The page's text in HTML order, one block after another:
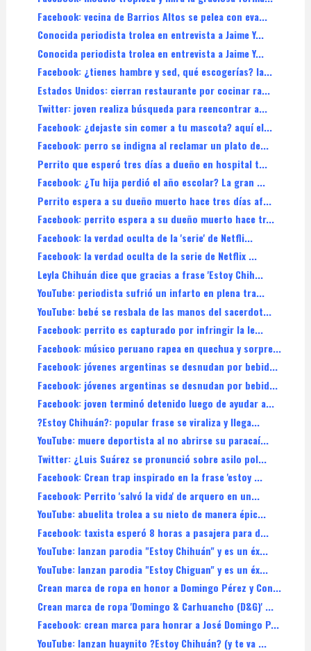
Facebook: vecina de Barrios Altos se pelea con eva...
Conocida periodista trolea en entrevista a Jaime Y...
Conocida periodista trolea en entrevista a Jaime Y...
Facebook: ¿tienes hambre y sed, qué escogerías? la...
Estados Unidos: cierran restaurante por cocinar ra...
Twitter: joven realiza búsqueda para reencontrar a...
Facebook: ¿dejaste sin comer a tu mascota? aquí el...
Facebook: perro se indigna al reclamar un plato de...
Perrito que esperó tres días a dueño en hospital t...
Facebook: ¿Tu hija perdió el año escolar? La gran ...
Perrito espera a su dueño muerto hace tres días af...
Facebook: perrito espera a su dueño muerto hace tr...
Facebook: la verdad oculta de la 'serie' de Netfli...
Facebook: la verdad oculta de la serie de Netflix ...
Leyla Chihuán dice que gracias a frase 'Estoy Chih...
YouTube: periodista sufrió un infarto en plena tra...
YouTube: bebé se resbala de las manos del sacerdot...
Facebook: perrito es capturado por infringir la le...
Facebook: músico peruano rapea en quechua y sorpre...
Facebook: jóvenes argentinas se desnudan por bebid...
Facebook: jóvenes argentinas se desnudan por bebid...
Facebook: joven terminó detenido luego de ayudar a...
?Estoy Chihuán?: popular frase se viraliza y llega...
YouTube: muere deportista al no abrirse su paracaí...
Twitter: ¿Luis Suárez se pronunció sobre asilo pol...
Facebook: Crean trap inspirado en la frase 'estoy ...
Facebook: Perrito 'salvó la vida' de arquero en un...
YouTube: abuelita trolea a su nieto de manera épic...
Facebook: taxista esperó 8 horas a pasajera para d...
YouTube: lanzan parodia "Estoy Chihuán" y es un éx...
YouTube: lanzan parodia "Estoy Chiguan" y es un éx...
Crean marca de ropa en honor a Domingo Pérez y Con...
Crean marca de ropa 'Domingo & Carhuancho (D&G)' ...
Facebook: crean marca para honrar a José Domingo P...
YouTube: lanzan huaynito ?Estoy Chihuán? (y te va ...